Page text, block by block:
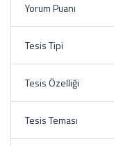
Yorum Puanı
Tesis Tipi
Tesis Özelliği
Tesis Teması